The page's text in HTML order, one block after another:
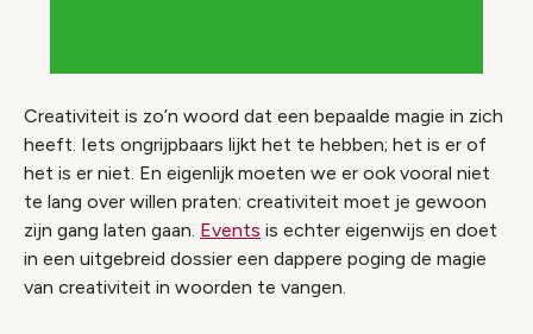
Creativiteit is zo’n woord dat een bepaalde magie in zich
heeft. Iets ongrijpbaars lijkt het te hebben; het is er of
het is er niet. En eigenlijk moeten we er ook vooral niet
te lang over willen praten: creativiteit moet je gewoon
zijn gang laten gaan. Events is echter eigenwijs en doet
in een uitgebreid dossier een dappere poging de magie
van creativiteit in woorden te vangen.